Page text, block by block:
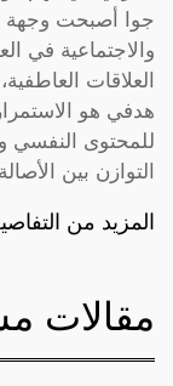
جوا أصبحت وجهة
والاجتماعية في
العلاقات
هدفي هو
للمحتوى النفسي
التوازن بين
المزيد من
مقالات